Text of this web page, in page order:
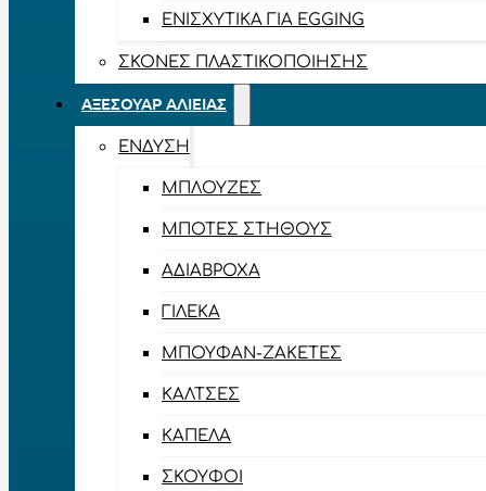
ΕΝΙΣΧΥΤΙΚΆ ΓΙΑ EGGING
ΣΚΌΝΕΣ ΠΛΑΣΤΙΚΟΠΟΊΗΣΗΣ
ΑΞΕΣΟΥΆΡ ΑΛΙΕΊΑΣ
ΈΝΔΥΣΗ
ΜΠΛΟΎΖΕΣ
ΜΠΌΤΕΣ ΣΤΉΘΟΥΣ
ΑΔΙΆΒΡΟΧΑ
ΓΙΛΈΚΑ
ΜΠΟΥΦΆΝ-ΖΑΚΈΤΕΣ
ΚΆΛΤΣΕΣ
ΚΑΠΈΛΑ
ΣΚΟΎΦΟΙ